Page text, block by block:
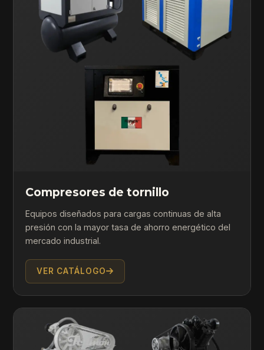
Compresores de tornillo
Equipos diseñados para cargas continuas de alta
presión con la mayor tasa de ahorro energético del
mercado industrial.
VER CATÁLOGO